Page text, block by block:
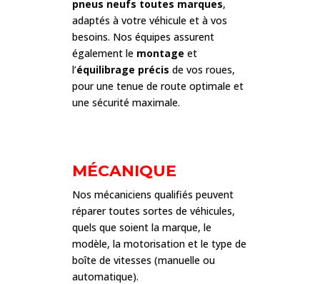
pneus neufs toutes marques,
adaptés à votre véhicule et à vos
besoins. Nos équipes assurent
également le montage et
l’équilibrage précis de vos roues,
pour une tenue de route optimale et
une sécurité maximale.
MÉCANIQUE
Nos mécaniciens qualifiés peuvent
réparer toutes sortes de véhicules,
quels que soient la marque, le
modèle, la motorisation et le type de
boîte de vitesses (manuelle ou
automatique).